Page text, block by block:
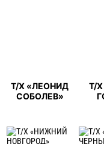
Т/Х «ЛЕОНИД
СОБОЛЕВ»
Т/